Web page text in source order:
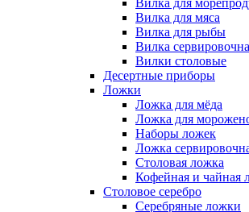
Вилка для
Вилка для мяса
Вилка для рыбы
Вилка
Вилки столовые
Десертные приборы
Ложки
Ложка для мёда
Ложка для
Наборы ложек
Ложка
Столовая ложка
Кофейная и чайная
Столовое серебро
Серебряные ложки